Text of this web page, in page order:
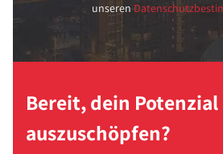
unseren
Bereit, dein Potenzial
auszuschöpfen?